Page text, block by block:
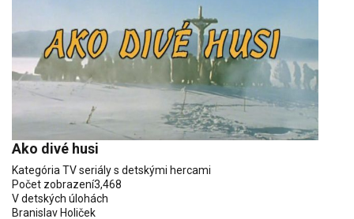
Ako divé husi
Kategória TV seriály s detskými hercami
Počet zobrazení3,468
V detských úlohách
Branislav Holiček